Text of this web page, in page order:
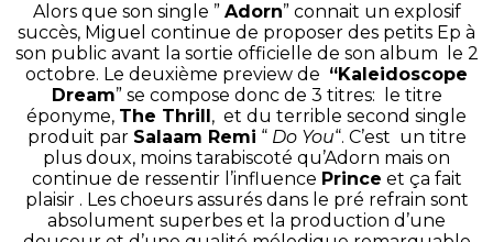
Alors que son single ” Adorn” connait un explosif
succès, Miguel continue de proposer des petits Ep à
son public avant la sortie officielle de son album le 2
octobre. Le deuxième preview de “Kaleidoscope
Dream” se compose donc de 3 titres: le titre
éponyme, The Thrill, et du terrible second single
produit par Salaam Remi “Do You“. C’est un titre
plus doux, moins tarabiscoté qu’Adorn mais on
continue de ressentir l’influence Prince et ça fait
plaisir . Les choeurs assurés dans le pré refrain sont
absolument superbes et la production d’une